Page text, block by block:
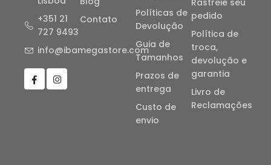
+351 21
727 9493
info@ibamegastore.com
Contato
Políticas de
Devolução
Guia de
Tamanhos
Prazos de
entrega
Custo de
envio
pedido
Política de
troca,
devolução e
garantia
Livro de
Reclamações